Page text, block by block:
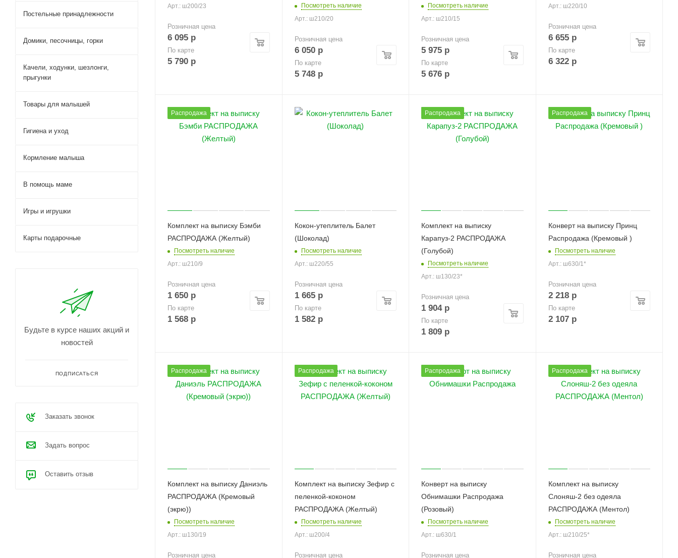
Арт.: ш200/23
Розничная цена
6 095 р
По карте
5 790 р
Посмотреть наличие
Арт.: ш210/20
Розничная цена
6 050р
По карте
5 748р
Посмотреть наличие
Арт.: ш210/15
Розничная цена
5 975 р
По карте
5 676 р
Арт.: ш220/10
Розничная цена
6 655р
По карте
6 322р
Распродажа
Комплект на выписку Бэмби
РАСПРОДАЖА (Желтый)
Посмотреть наличие
Арт.: ш210/9
Розничная цена
1 650 р
По карте
1 568 р
Кокон-утеплитель Балет
(Шоколад)
Посмотреть наличие
Арт.: ш220/55
Розничная цена
1 665р
По карте
1 582р
Распродажа
Комплект на выписку
Карапуз-2 РАСПРОДАЖА
(Голубой)
Посмотреть наличие
Арт.: ш130/23*
Розничная цена
1 904р
По карте
1 809 р
Распродажа
Конверт на выписку Принц
Распродажа (Кремовый )
Посмотреть наличие
Арт.: ш630/1*
Розничная цена
2 218р
По карте
2 107р
Распродажа
Комплект на выписку Даниэль
РАСПРОДАЖА (Кремовый
(экрю))
Посмотреть наличие
Арт.: ш130/19
Розничная цена
Распродажа
Комплект на выписку Зефир с
пеленкой-коконом
РАСПРОДАЖА (Желтый)
Посмотреть наличие
Арт.: ш200/4
Розничная цена
Распродажа
Конверт на выписку
Обнимашки Распродажа
(Розовый)
Посмотреть наличие
Арт.: ш630/1
Розничная цена
Распродажа
Комплект на выписку
Слоняш-2 без одеяла
РАСПРОДАЖА (Ментол)
Посмотреть наличие
Арт.: ш210/25*
Розничная цена
Постельные принадлежности
Домики, песочницы, горки
Качели, ходунки, шезлонги,
прыгунки
Товары для малышей
Гигиена и уход
Кормление малыша
В помощь маме
Игры и игрушки
Карты подарочные
Будьте в курсе наших акций и
новостей
ПОДПИСАТЬСЯ
Заказать звонок
Задать вопрос
Оставить отзыв